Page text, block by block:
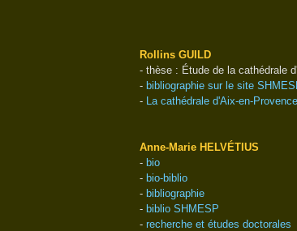
Rollins GUILD
- thèse : Étude de la cathédrale
- bibliographie sur le site
- La cathédrale d'Aix-en-Provence
Anne-Marie HELVÉTIUS
- bio
- bio-biblio
- bibliographie
- biblio SHMESP
- recherche et études doctorales